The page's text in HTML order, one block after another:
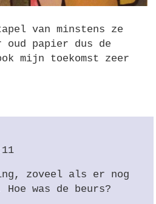
van minstens ze
papier dus de
mijn toekomst zeer
zoveel als er nog
was de beurs?